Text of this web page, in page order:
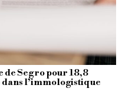
Segro pour 18,8
l’immologistique